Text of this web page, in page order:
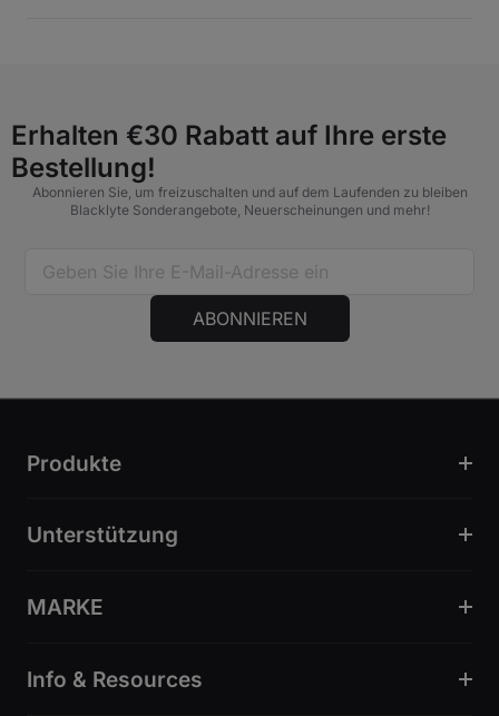
Erhalten €30 Rabatt auf Ihre erste
Bestellung!
Abonnieren Sie, um freizuschalten und auf dem Laufenden zu bleiben
Blacklyte Sonderangebote, Neuerscheinungen und mehr!
ABONNIEREN
Produkte
Unterstützung
MARKE
Info & Resources